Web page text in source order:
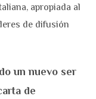
apropiada al
de difusión
un nuevo ser
de